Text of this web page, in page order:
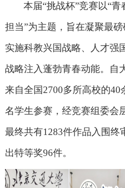
本届“挑战杯”竞赛以“青
担当”为主题，旨在凝聚最
实施科教兴国战略、人才强
战略注入蓬勃青春动能。自
来自全国2700多所高校的40
名学生参赛，经竞赛组委会
最终共有1283件作品入围终
出特等奖96件。